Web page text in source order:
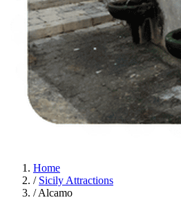
Home
/ Sicily Attractions
/ Alcamo